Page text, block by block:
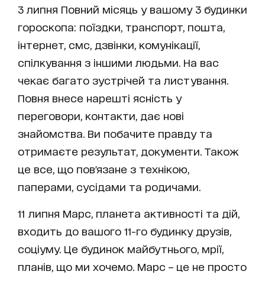
3 липня Повний місяць у вашому 3 будинки
гороскопа: поїздки, транспорт, пошта,
інтернет, смс, дзвінки, комунікації,
спілкування з іншими людьми. На вас
чекає багато зустрічей та листування.
Повня внесе нарешті ясність у
переговори, контакти, дає нові
знайомства. Ви побачите правду та
отримаєте результат, документи. Також
це все, що пов'язане з технікою,
паперами, сусідами та родичами.
11 липня Марс, планета активності та дій,
входить до вашого 11-го будинку друзів,
соціуму. Це будинок майбутнього, мрії,
планів, що ми хочемо. Марс – це не просто